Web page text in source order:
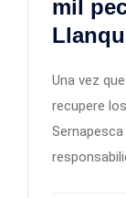
mil
Una vez
recupere